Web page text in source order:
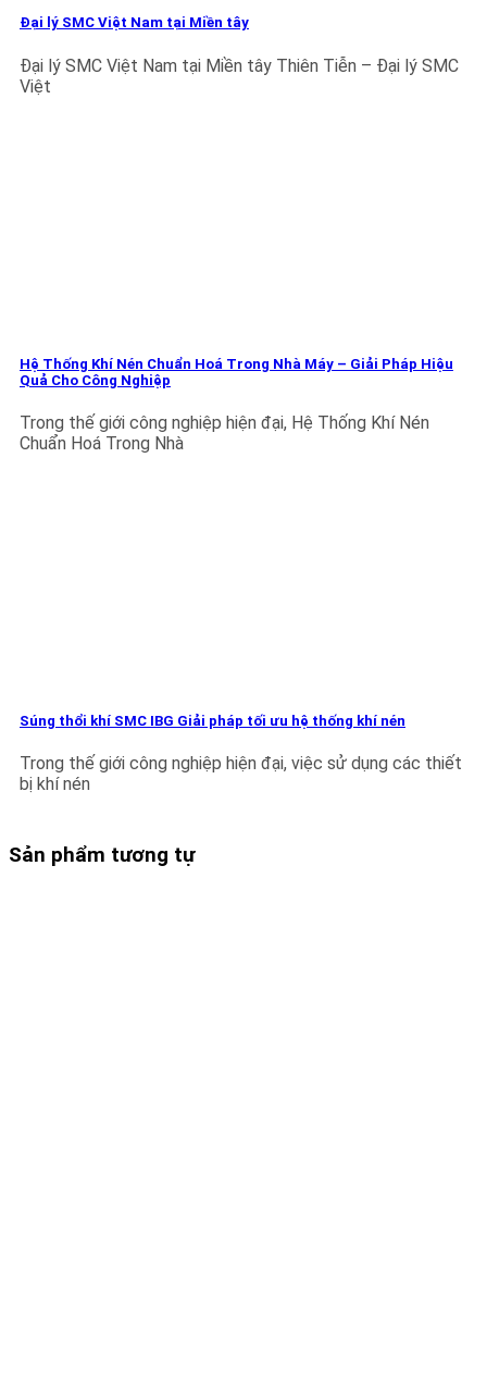
Đại lý SMC Việt Nam tại Miền tây
Đại lý SMC Việt Nam tại Miền tây Thiên Tiễn – Đại lý SMC
Việt
Hệ Thống Khí Nén Chuẩn Hoá Trong Nhà Máy – Giải Pháp Hiệu
Quả Cho Công Nghiệp
Trong thế giới công nghiệp hiện đại, Hệ Thống Khí Nén
Chuẩn Hoá Trong Nhà
Súng thổi khí SMC IBG Giải pháp tối ưu hệ thống khí nén
Trong thế giới công nghiệp hiện đại, việc sử dụng các thiết
bị khí nén
Sản phẩm tương tự